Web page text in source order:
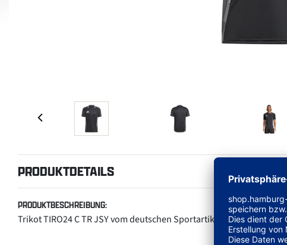
PRODUKTDETAILS
PRODUKTBESCHREIBUNG:
Trikot TIRO24 C TR JSY vom deutschen Sportartikelhersteller